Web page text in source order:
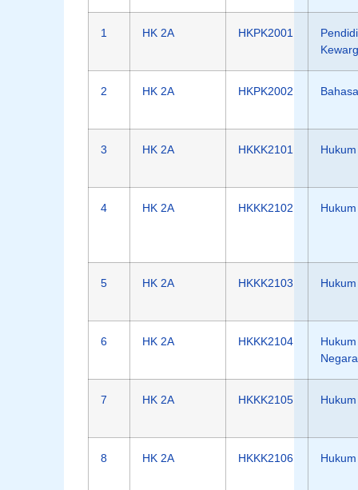
1 HK 2A HKPK2001
2 HK 2A HKPK2002
3 HK 2A HKKK2101
4 HK 2A HKKK2102
5 HK 2A HKKK2103
6 HK 2A HKKK2104
Negara
7 HK 2A HKKK2105
8 HK 2A HKKK2106